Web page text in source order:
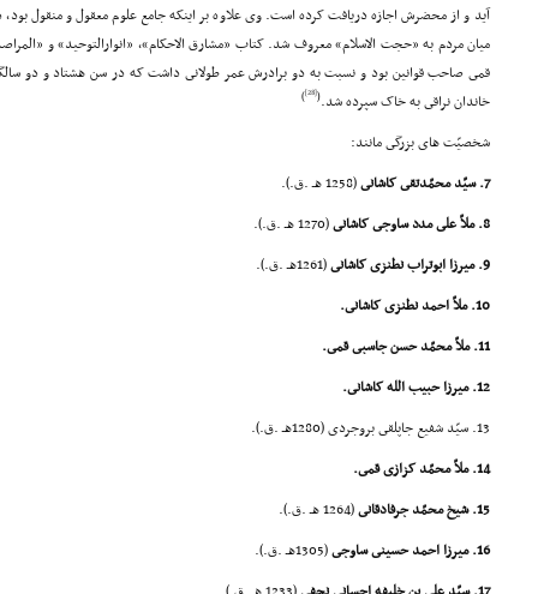
آید و از محضرش اجازه دریافت کرده است. وى علاوه بر اینکه جامع علوم معقول و منقول
میان مردم به «حجت الاسلام» معروف شد. کتاب «مشارق الاحکام»، «انوارالتوحید» و
قمى صاحب قوانین بود و نسبت به دو برادرش عمر طولانى داشت که در سن هشتاد و دو
خاندان نراقى به خاک سپرده شد.(
[28]
)
شخصیّت هاى بزرگى مانند:
7. سیّد محمّدتقى کاشانى
(1258 هـ .ق.).
8. ملاّ على مدد ساوجى کاشانى
(1270 هـ .ق.).
9. میرزا ابوتراب نطنزى کاشانى
(1261هـ .ق.).
10. ملاّ احمد نطنزى کاشانى.
11. ملاّ محمّد حسن جاسبى قمى.
12. میرزا حبیب الله کاشانى.
13. سیّد شفیع جاپلقى بروجردى (1280هـ .ق.).
14. ملاّ محمّد کزازى قمى.
15. شیخ محمّد جرفادقانى
(1264 هـ .ق.).
16. میرزا احمد حسینى ساوجى
(1305هـ .ق.).